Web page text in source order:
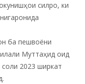
силро, ки
ба пешвоёни
Муттаҳид оид
2023 ширкат